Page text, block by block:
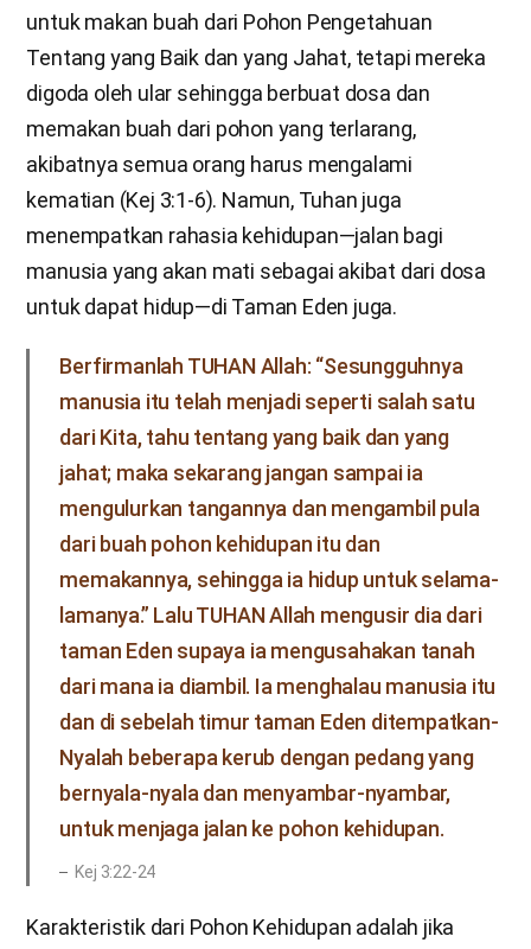
untuk makan buah dari Pohon Pengetahuan
Tentang yang Baik dan yang Jahat, tetapi mereka
digoda oleh ular sehingga berbuat dosa dan
memakan buah dari pohon yang terlarang,
akibatnya semua orang harus mengalami
kematian (Kej 3:1-6). Namun, Tuhan juga
menempatkan rahasia kehidupan—jalan bagi
manusia yang akan mati sebagai akibat dari dosa
untuk dapat hidup—di Taman Eden juga.
Berfirmanlah TUHAN Allah: “Sesungguhnya
manusia itu telah menjadi seperti salah satu
dari Kita, tahu tentang yang baik dan yang
jahat; maka sekarang jangan sampai ia
mengulurkan tangannya dan mengambil pula
dari buah pohon kehidupan itu dan
memakannya, sehingga ia hidup untuk selama-
lamanya.” Lalu TUHAN Allah mengusir dia dari
taman Eden supaya ia mengusahakan tanah
dari mana ia diambil. Ia menghalau manusia itu
dan di sebelah timur taman Eden ditempatkan-
Nyalah beberapa kerub dengan pedang yang
bernyala-nyala dan menyambar-nyambar,
untuk menjaga jalan ke pohon kehidupan.
Kej 3:22-24
Karakteristik dari Pohon Kehidupan adalah jika